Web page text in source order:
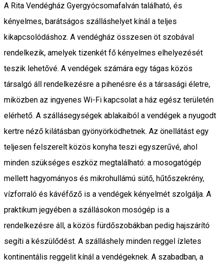
A Rita Vendégház Gyergyócsomafalván található, és
kényelmes, barátságos szálláshelyet kínál a teljes
kikapcsolódáshoz. A vendégház összesen öt szobával
rendelkezik, amelyek tizenkét fő kényelmes elhelyezését
teszik lehetővé. A vendégek számára egy tágas közös
társalgó áll rendelkezésre a pihenésre és a társasági életre,
miközben az ingyenes Wi-Fi kapcsolat a ház egész területén
elérhető. A szállásegységek ablakaiból a vendégek a nyugodt
kertre néző kilátásban gyönyörködhetnek. Az önellátást egy
teljesen felszerelt közös konyha teszi egyszerűvé, ahol
minden szükséges eszköz megtalálható: a mosogatógép
mellett hagyományos és mikrohullámú sütő, hűtőszekrény,
vízforraló és kávéfőző is a vendégek kényelmét szolgálja. A
praktikum jegyében a szállásokon mosógép is a
rendelkezésre áll, a közös fürdőszobákban pedig hajszárító
segíti a készülődést. A szálláshely minden reggel ízletes
kontinentális reggelit kínál a vendégeknek. A szabadban, a